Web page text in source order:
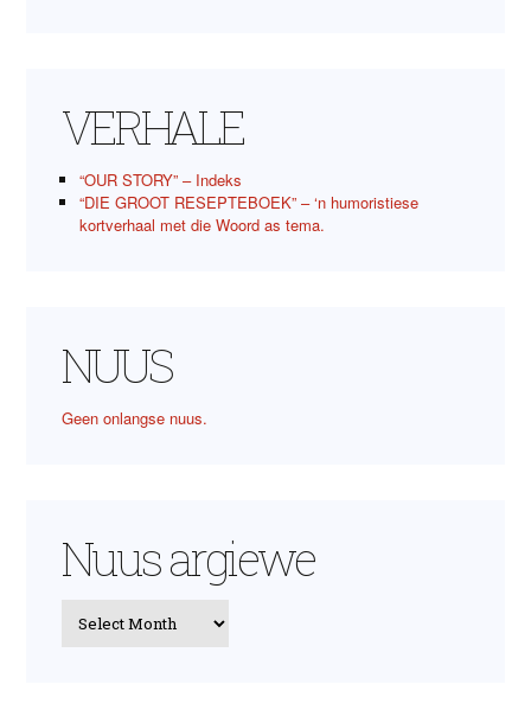
VERHALE
“OUR STORY” – Indeks
“DIE GROOT RESEPTEBOEK” – ‘n humoristiese
kortverhaal met die Woord as tema.
NUUS
Geen onlangse nuus.
Nuus argiewe